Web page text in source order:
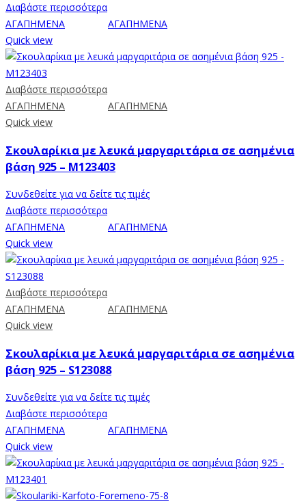
Διαβάστε περισσότερα
ΑΓΑΠΗΜΕΝΑ
ΑΓΑΠΗΜΕΝΑ
Quick view
Διαβάστε περισσότερα
ΑΓΑΠΗΜΕΝΑ
ΑΓΑΠΗΜΕΝΑ
Quick view
Σκουλαρίκια με λευκά μαργαριτάρια σε ασημένια
βάση 925 – M123403
Συνδεθείτε για να δείτε τις τιμές
Διαβάστε περισσότερα
ΑΓΑΠΗΜΕΝΑ
ΑΓΑΠΗΜΕΝΑ
Quick view
Διαβάστε περισσότερα
ΑΓΑΠΗΜΕΝΑ
ΑΓΑΠΗΜΕΝΑ
Quick view
Σκουλαρίκια με λευκά μαργαριτάρια σε ασημένια
βάση 925 – S123088
Συνδεθείτε για να δείτε τις τιμές
Διαβάστε περισσότερα
ΑΓΑΠΗΜΕΝΑ
ΑΓΑΠΗΜΕΝΑ
Quick view